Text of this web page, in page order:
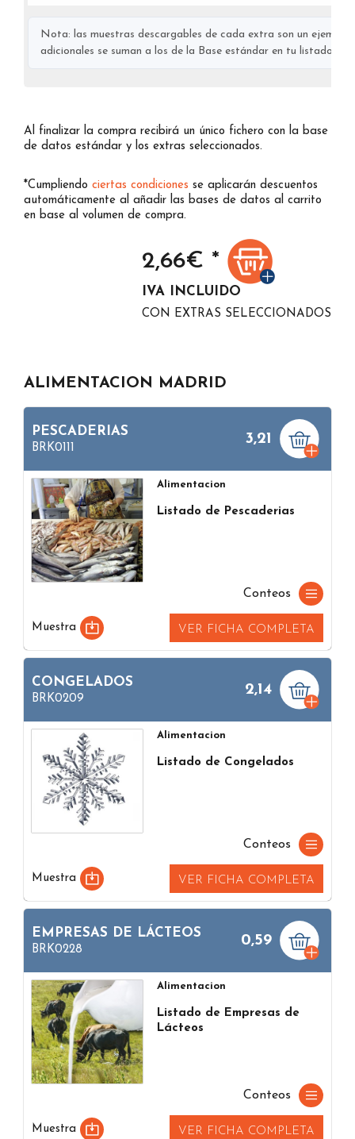
Nota: las muestras descargables de cada extra son un
adicionales se suman a los de la Base estándar en tu listado
Al finalizar la compra recibirá un único fichero con la base
de datos estándar y los extras seleccionados.
*Cumpliendo ciertas condiciones se aplicarán descuentos
automáticamente al añadir las bases de datos al carrito
en base al volumen de compra.
2,66€ *
IVA INCLUIDO
CON EXTRAS SELECCIONADOS
ALIMENTACION MADRID
PESCADERIAS
BRK0111
3,21
Alimentacion
Listado de Pescaderias
Conteos
Muestra VER FICHA COMPLETA
CONGELADOS
BRK0209
2,14
Alimentacion
Listado de Congelados
Conteos
Muestra VER FICHA COMPLETA
EMPRESAS DE LÁCTEOS
BRK0228
0,59
Alimentacion
Listado de Empresas de
Lácteos
Conteos
Muestra VER FICHA COMPLETA